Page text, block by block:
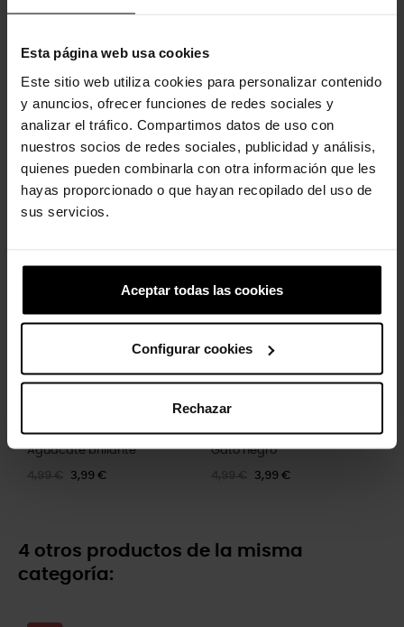
Esta página web usa cookies
Este sitio web utiliza cookies para personalizar contenido
y anuncios, ofrecer funciones de redes sociales y
analizar el tráfico. Compartimos datos de uso con
nuestros socios de redes sociales, publicidad y análisis,
quienes pueden combinarla con otra información que les
hayas proporcionado o que hayan recopilado del uso de
sus servicios.
Aceptar todas las cookies
Configurar cookies
Rechazar
Bailarinas de niñas Mary...
49,90 € 39,92 €
Zuecos unisex Classic U
Aguacate brillante
4,99 € 3,99 €
Gato negro
3,99 €
4 otros productos de la misma
categoría: